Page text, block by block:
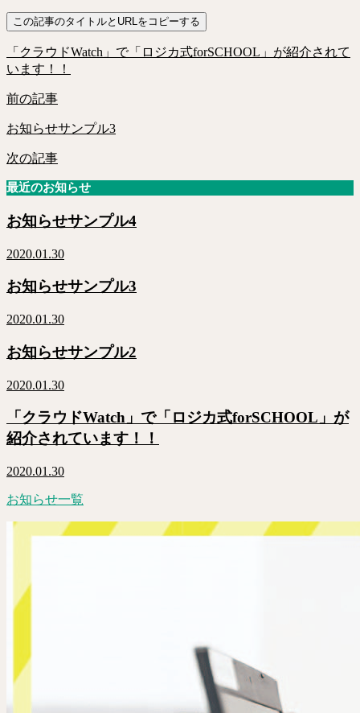
この記事のタイトルとURLをコピーする
「クラウドWatch」で「ロジカ式forSCHOOL」が紹介されて
います！！
前の記事
お知らせサンプル3
次の記事
最近のお知らせ
お知らせサンプル4
2020.01.30
お知らせサンプル3
2020.01.30
お知らせサンプル2
2020.01.30
「クラウドWatch」で「ロジカ式forSCHOOL」が
紹介されています！！
2020.01.30
お知らせ一覧